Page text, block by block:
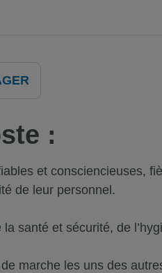
:
et consciencieuses,
de leur personnel.
santé et sécurité, de
marche les uns des